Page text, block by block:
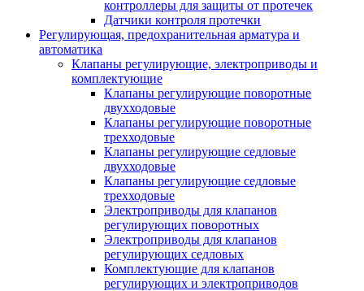
контроллеры для защиты от протечек
Датчики контроля протечки
Регулирующая, предохранительная арматура и
автоматика
Клапаны регулирующие, электроприводы и
комплектующие
Клапаны регулирующие поворотные
двухходовые
Клапаны регулирующие поворотные
трехходовые
Клапаны регулирующие седловые
двухходовые
Клапаны регулирующие седловые
трехходовые
Электроприводы для клапанов
регулирующих поворотных
Электроприводы для клапанов
регулирующих седловых
Комплектующие для клапанов
регулирующих и электроприводов